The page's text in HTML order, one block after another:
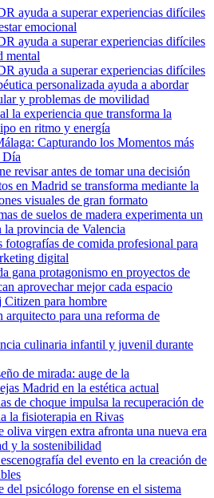
ayuda a superar experiencias difíciles
emocional
ayuda a superar experiencias difíciles
mental
ayuda a superar experiencias difíciles
personalizada ayuda a abordar
y problemas de movilidad
la experiencia que transforma la
en ritmo y energía
Capturando los Momentos más
Día
revisar antes de tomar una decisión
en Madrid se transforma mediante la
visuales de gran formato
de suelos de madera experimenta un
provincia de Valencia
fotografías de comida profesional para
digital
gana protagonismo en proyectos de
aprovechar mejor cada espacio
Citizen para hombre
arquitecto para una reforma de
culinaria infantil y juvenil durante
de mirada: auge de la
Madrid en la estética actual
de choque impulsa la recuperación de
la fisioterapia en Rivas
oliva virgen extra afronta una nueva era
y la sostenibilidad
del evento en la creación de
del psicólogo forense en el sistema